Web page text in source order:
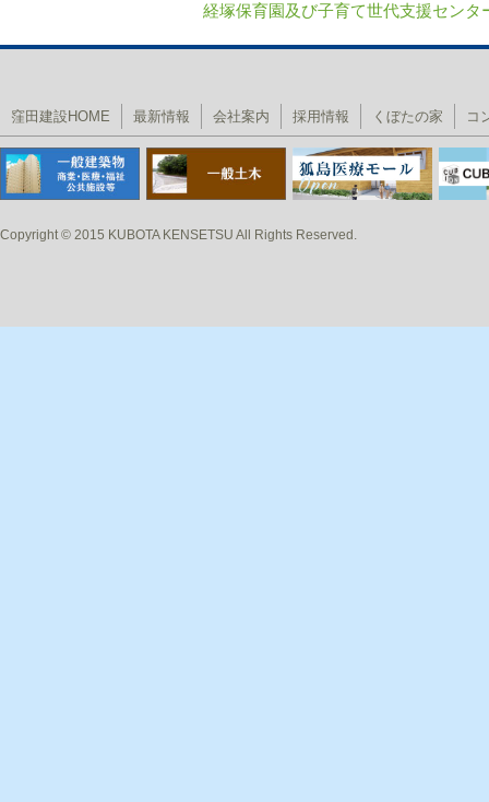
投稿ナビゲーション経塚保育園及び子育て世代支援セン
窪田建設HOME 最新情報 会社案内 採用情報 くぼたの家 コ
Copyright © 2015 KUBOTA KENSETSU All Rights Reserved.